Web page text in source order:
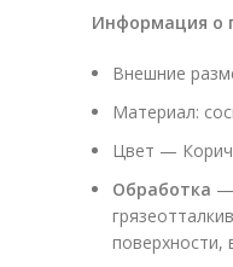
Информация о
Внешние
Материал:
Цвет —
Обработка —
поверхности,